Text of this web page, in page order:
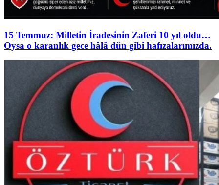
15 Temmuz: Milletin İradesinin Zaferi 10 yıl oldu…
Oysa o karanlık gece hâlâ dün gibi hafızalarımızda.